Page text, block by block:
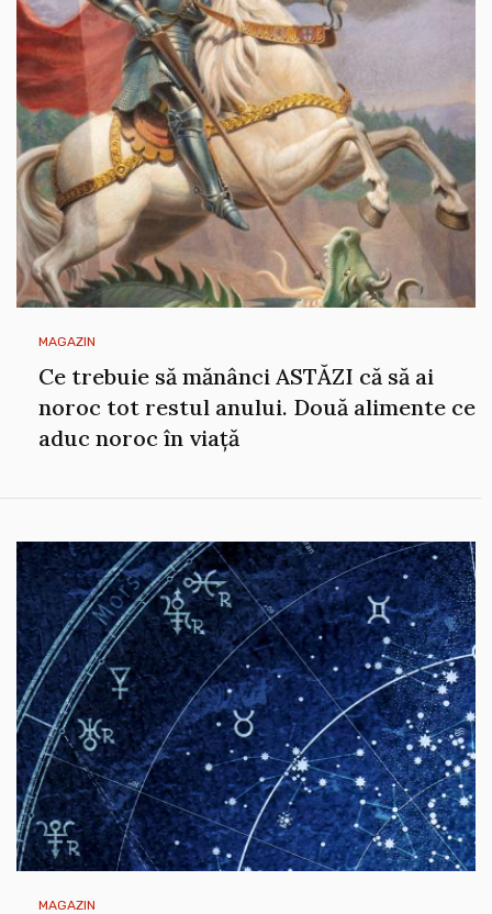
MAGAZIN
Ce trebuie să mănânci ASTĂZI că să ai
noroc tot restul anului. Două alimente ce
aduc noroc în viață
MAGAZIN